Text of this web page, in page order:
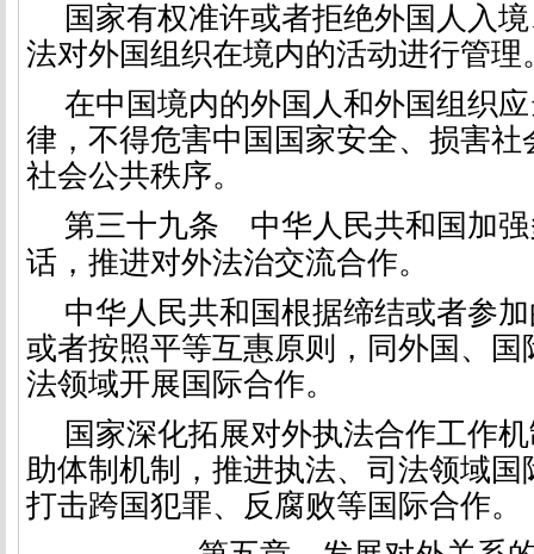
国家有权准许或者拒绝外国人入
法对外国组织在境内的活动进行管理
在中国境内的外国人和外国组织
律，不得危害中国国家安全、损害社
社会公共秩序。
第三十九条 中华人民共和国加
话，推进对外法治交流合作。
中华人民共和国根据缔结或者参
或者按照平等互惠原则，同外国、国
法领域开展国际合作。
国家深化拓展对外执法合作工作
助体制机制，推进执法、司法领域
打击跨国犯罪、反腐败等国际合作。